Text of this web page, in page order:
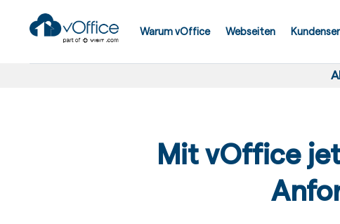
Warum vOffice Webseiten
Mit vOffice